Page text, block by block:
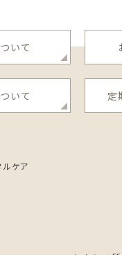
いて
いて 定
ケア